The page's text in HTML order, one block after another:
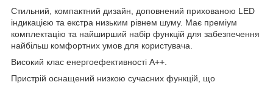
Стильний, компактний дизайн, доповнений прихованою LED
індикацією та екстра низьким рівнем шуму. Має преміум
комплектацію та найширший набір функцій для забезпечення
найбільш комфортних умов для користувача.
Високий клас енергоефективності А++.
Пристрій оснащений низкою сучасних функцій, що